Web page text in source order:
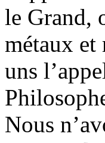
le Grand,
métaux et
uns
Nous